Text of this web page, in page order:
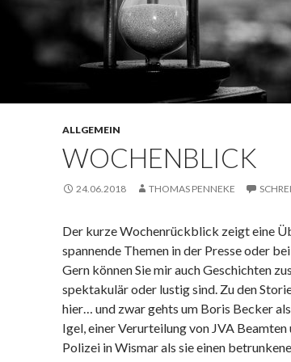
ALLGEMEIN
WOCHENBLICK
24.06.2018 THOMAS PENNEKE
Der kurze Wochenrückblick zeigt eine
spannende Themen in der Presse oder
Gern können Sie mir auch Geschichten
spektakulär oder lustig sind. Zu den
hier… und zwar gehts um Boris Becker
Igel, einer Verurteilung von JVA
Polizei in Wismar als sie einen